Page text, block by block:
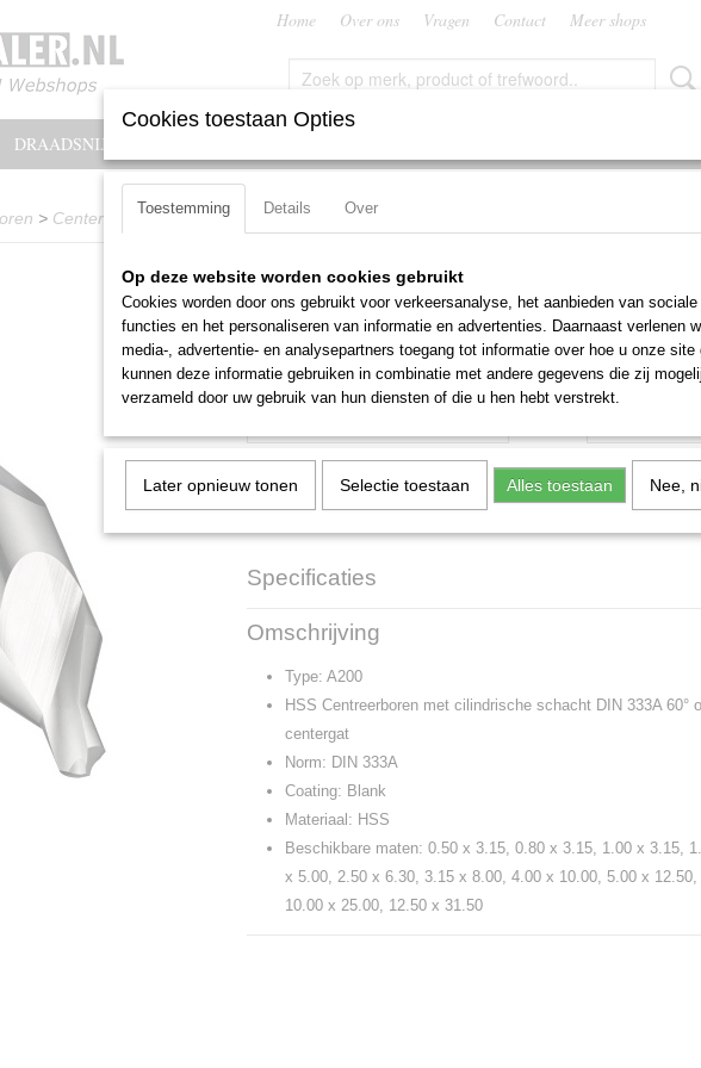
Home Over ons Vragen Contact Meer shops
DRAADSNIJOLIE
> Centerboor Dormer A200
Centerboor Dormer A200
€ 8,50
Maat Aantal
Specificaties
Productcode
Omschrijving
Type: A200
HSS Centreerboren met cilindrische schacht DIN 333A 60°
centergat
Norm: DIN 333A
Coating: Blank
Materiaal: HSS
Beschikbare maten: 0.50 x 3.15, 0.80 x 3.15, 1.00 x 3.15,
x 5.00, 2.50 x 6.30, 3.15 x 8.00, 4.00 x 10.00, 5.00 x
10.00 x 25.00, 12.50 x 31.50
Cookies toestaan Opties
Toestemming Details Over
Op deze website worden cookies gebruikt
Cookies worden door ons gebruikt voor verkeersanalyse, het aanbieden van sociale
functies en het personaliseren van informatie en advertenties. Daarnaast verlenen
media-, advertentie- en analysepartners toegang tot informatie over hoe u onze site
kunnen deze informatie gebruiken in combinatie met andere gegevens die zij
verzameld door uw gebruik van hun diensten of die u hen hebt verstrekt.
Later opnieuw tonen Selectie toestaan Alles toestaan Nee,